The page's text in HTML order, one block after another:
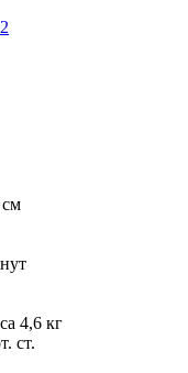
см
4,6 кг
ст.